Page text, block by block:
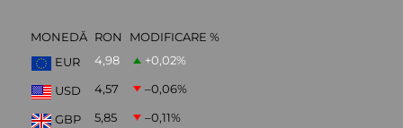
MONEDĂ RON
MODIFICARE %
EUR
4,98 +0,02%
USD 4,57 –0,06%
GBP 5,85 –0,11%